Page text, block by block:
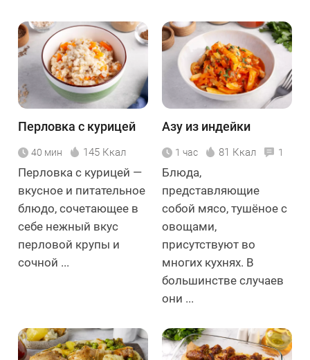
Перловка с курицей
40 мин 145 Ккал
Перловка с курицей —
вкусное и питательное
блюдо, сочетающее в
себе нежный вкус
перловой крупы и
сочной ...
Азу из индейки
1 час 81 Ккал 1
Блюда,
представляющие
собой мясо, тушёное с
овощами,
присутствуют во
многих кухнях. В
большинстве случаев
они ...